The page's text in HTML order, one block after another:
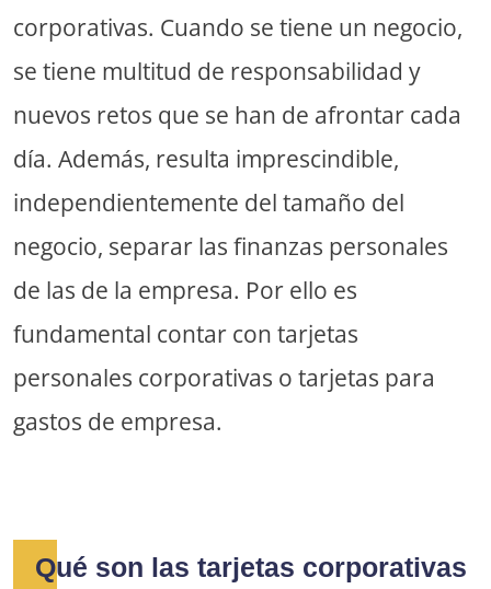
corporativas. Cuando se tiene un negocio,
se tiene multitud de responsabilidad y
nuevos retos que se han de afrontar cada
día. Además, resulta imprescindible,
independientemente del tamaño del
negocio, separar las finanzas personales
de las de la empresa. Por ello es
fundamental contar con tarjetas
personales corporativas o tarjetas para
gastos de empresa.
Qué son las tarjetas corporativas